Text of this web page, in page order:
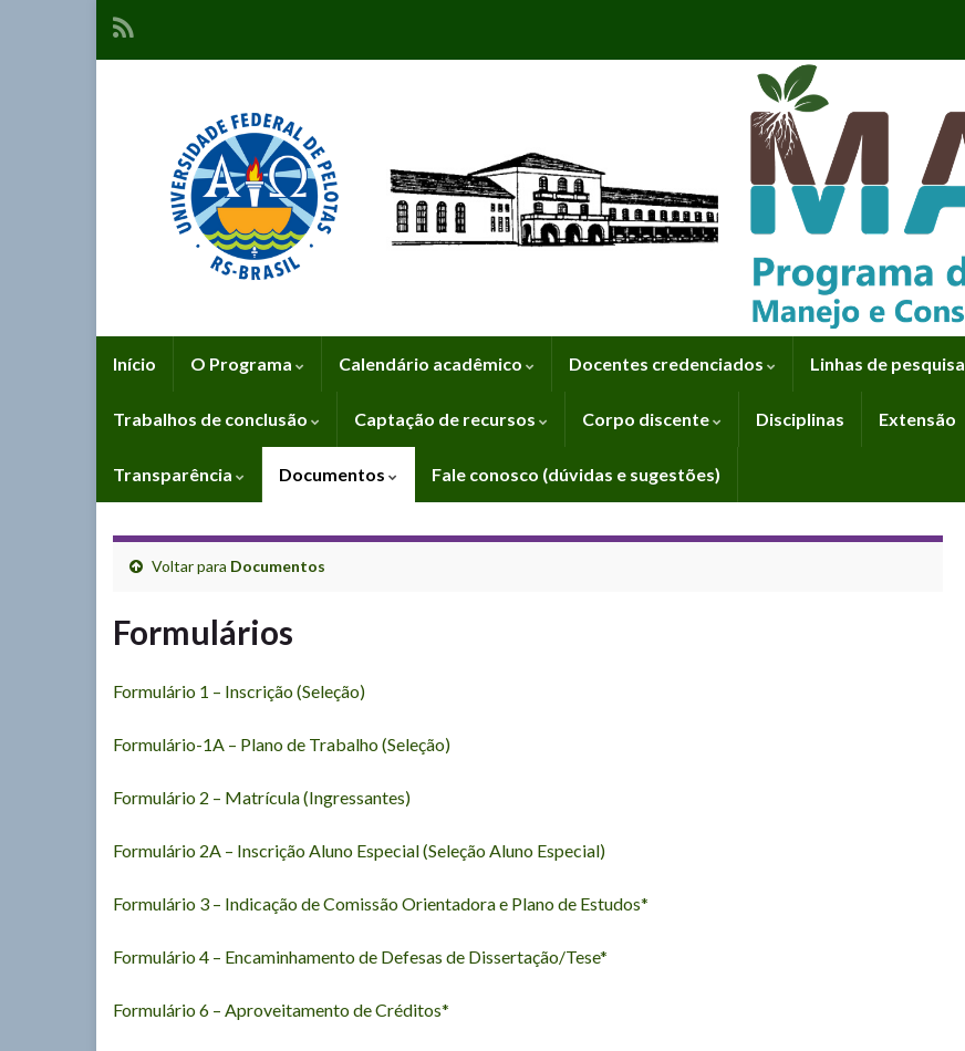
Início O Programa Calendário acadêmico Docentes credenciados Linhas de pesquisa
Trabalhos de conclusão Captação de recursos Corpo discente Disciplinas Extensão
Transparência Documentos Fale conosco (dúvidas e sugestões)
Voltar para Documentos
Formulários
Formulário 1 – Inscrição (Seleção)
Formulário-1A – Plano de Trabalho (Seleção)
Formulário 2 – Matrícula (Ingressantes)
Formulário 2A – Inscrição Aluno Especial (Seleção Aluno Especial)
Formulário 3 – Indicação de Comissão Orientadora e Plano de Estudos*
Formulário 4 – Encaminhamento de Defesas de Dissertação/Tese*
Formulário 6 – Aproveitamento de Créditos*